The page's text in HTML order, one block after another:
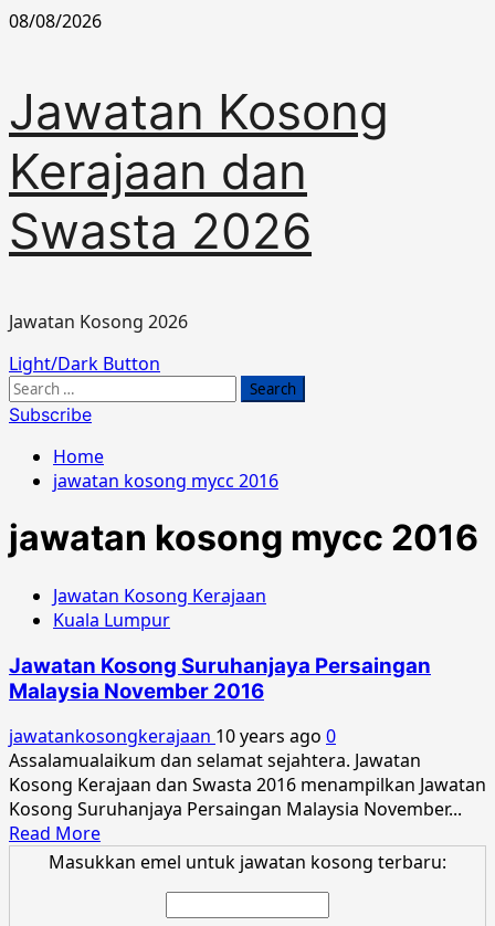
Skip
08/08/2026
Jawatan Kosong
Kerajaan dan
Swasta 2026
Jawatan Kosong 2026
Primary
Menu
Light/Dark Button
Search
for:
Subscribe
Home
jawatan kosong mycc 2016
jawatan kosong mycc 2016
Jawatan Kosong Kerajaan
Kuala Lumpur
Jawatan Kosong Suruhanjaya Persaingan
Malaysia November 2016
jawatankosongkerajaan 10 years ago 0
Assalamualaikum dan selamat sejahtera. Jawatan
Kosong Kerajaan dan Swasta 2016 menampilkan Jawatan
Kosong Suruhanjaya Persaingan Malaysia November...
Read MoreRead
more
Masukkan emel untuk jawatan kosong terbaru: